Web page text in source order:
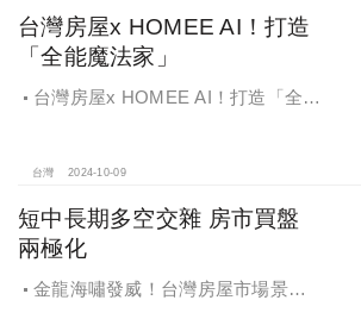
台灣房屋x HOMEE AI！打造
「全能魔法家」
台灣房屋x HOMEE AI！打造「全能
台灣 2024-10-09
短中長期多空交雜 房市買盤
兩極化
金龍海嘯發威！台灣房屋市場景氣